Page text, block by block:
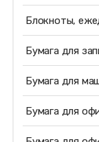
Блокноты,
Бумага для
Бумага для
Бумага для